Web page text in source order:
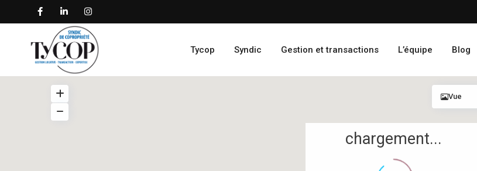
Tycop Syndic Gestion et transactions L’équipe Blog
chargement...
Vue